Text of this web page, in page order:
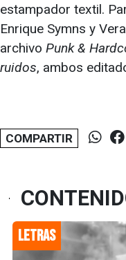
estampador textil.
Enrique Symns y
archivo Punk &
ruidos, ambos
COMPARTIR
LETRAS